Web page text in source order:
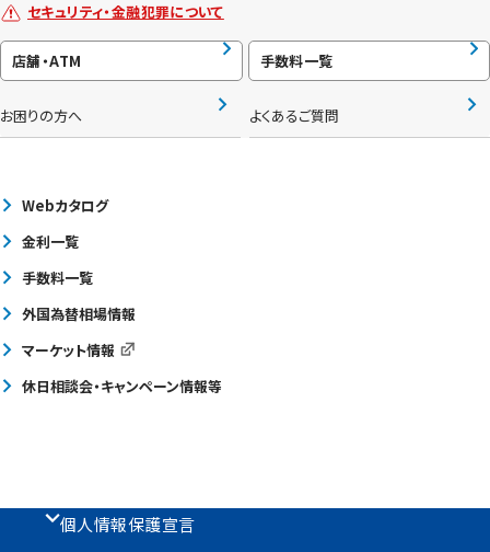
セキュリティ・金融犯罪について
店舗・ATM 手数料一覧
お困りの方へ よくあるご質問
Webカタログ
金利一覧
手数料一覧
外国為替相場情報
マーケット情報
休日相談会・キャンペーン情報等
個人情報保護宣言